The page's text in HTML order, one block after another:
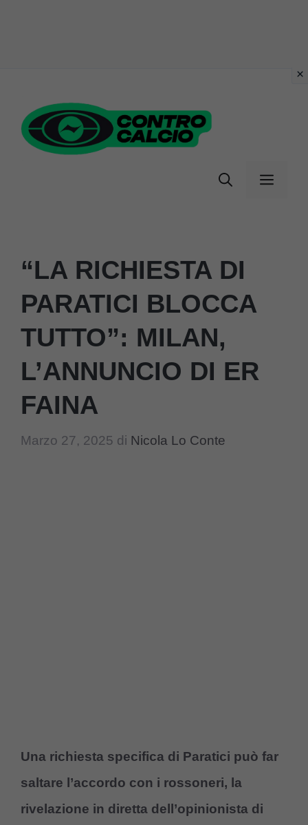
contenuto
Menu
“LA RICHIESTA DI
PARATICI BLOCCA
TUTTO”: MILAN,
L’ANNUNCIO DI ER
FAINA
Marzo 27, 2025 di Nicola Lo Conte
Una richiesta specifica di Paratici può far
saltare l’accordo con i rossoneri, la
rivelazione in diretta dell’opinionista di